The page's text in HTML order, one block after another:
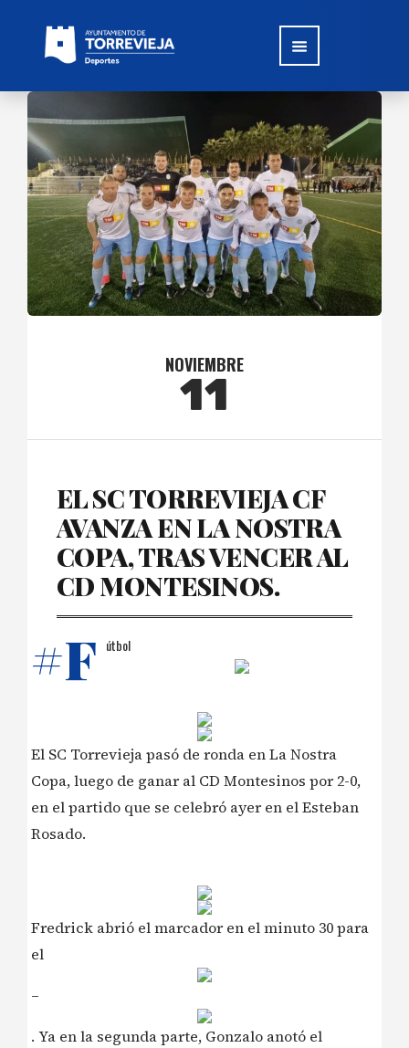
NOVIEMBRE
11
EL SC TORREVIEJA CF
AVANZA EN LA NOSTRA
COPA, TRAS VENCER AL
CD MONTESINOS.
#F útbol
El SC Torrevieja pasó de ronda en La Nostra
Copa, luego de ganar al CD Montesinos por 2-0,
en el partido que se celebró ayer en el Esteban
Rosado.
Fredrick abrió el marcador en el minuto 30 para
el
–
. Ya en la segunda parte, Gonzalo anotó el